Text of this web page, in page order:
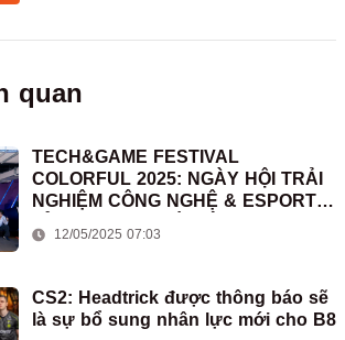
quan
TECH&GAME FESTIVAL
COLORFUL 2025: NGÀY HỘI TRẢI
NGHIỆM CÔNG NGHỆ & ESPORTS
12/05/2025 07:03
CS2: Headtrick được thông báo sẽ
là sự bổ sung nhân lực mới cho B8